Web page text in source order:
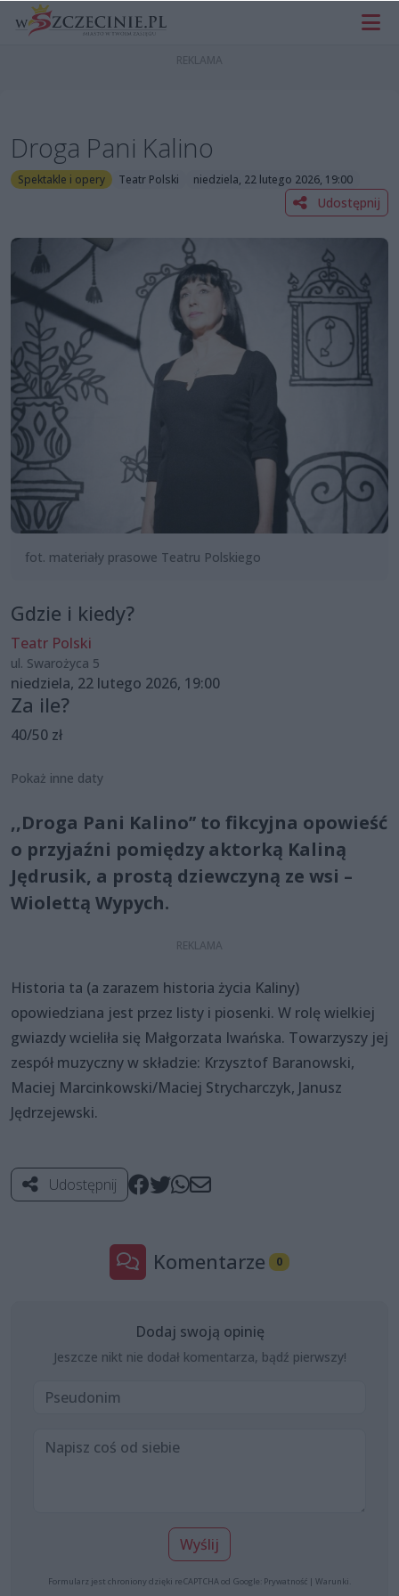
Droga Pani Kalino
Spektakle i opery Teatr Polski niedziela, 22 lutego 2026, 19:00
Udostępnij
fot. materiały prasowe Teatru Polskiego
Gdzie i kiedy?
Teatr Polski
ul. Swarożyca 5
niedziela, 22 lutego 2026, 19:00
Za ile?
40/50 zł
Pokaż inne daty
,,Droga Pani Kalino’’ to fikcyjna opowieść
o przyjaźni pomiędzy aktorką Kaliną
Jędrusik, a prostą dziewczyną ze wsi –
Wiolettą Wypych.
Historia ta (a zarazem historia życia Kaliny)
opowiedziana jest przez listy i piosenki. W rolę wielkiej
gwiazdy wcieliła się Małgorzata Iwańska. Towarzyszy jej
zespół muzyczny w składzie: Krzysztof Baranowski,
Maciej Marcinkowski/Maciej Strycharczyk, Janusz
Jędrzejewski.
Udostępnij
Komentarze 0
Dodaj swoją opinię
Jeszcze nikt nie dodał komentarza, bądź pierwszy!
Wyślij
Formularz jest chroniony dzięki reCAPTCHA od Google: Prywatność | Warunki